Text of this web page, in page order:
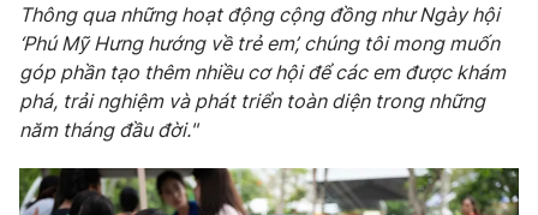
Thông qua những hoạt động cộng đồng như Ngày hội
‘Phú Mỹ Hưng hướng về trẻ em’, chúng tôi mong muốn
góp phần tạo thêm nhiều cơ hội để các em được khám
phá, trải nghiệm và phát triển toàn diện trong những
năm tháng đầu đời."